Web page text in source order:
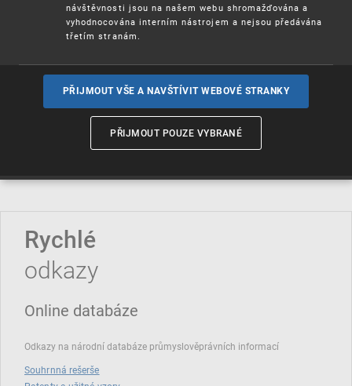
Označení původua zeměpisná
Rychlé
odkazy
Online databáze
Odkazy na národní databáze průmyslověprávních informací
Souhrnná rešerše
návštěvnosti jsou na našem webu shromažďována a
vyhodnocována interním nástrojem a nejsou předávána
třetím stranám.
PŘIJMOUT VŠE A NAVŠTÍVIT WEBOVÉ STRANKY
PŘIJMOUT POUZE VYBRANÉ